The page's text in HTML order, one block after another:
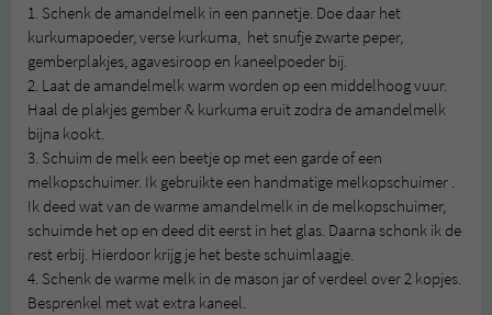
1. Schenk de amandelmelk in een pannetje. Doe daar het
kurkumapoeder, verse kurkuma, het snufje zwarte peper,
gemberplakjes, agavesiroop en kaneelpoeder bij.
2. Laat de amandelmelk warm worden op een middelhoog vuur.
Haal de plakjes gember & kurkuma eruit zodra de amandelmelk
bijna kookt.
3. Schuim de melk een beetje op met een garde of een
melkopschuimer. Ik gebruikte een handmatige melkopschuimer .
Ik deed wat van de warme amandelmelk in de melkopschuimer,
schuimde het op en deed dit eerst in het glas. Daarna schonk ik de
rest erbij. Hierdoor krijg je het beste schuimlaagje.
4. Schenk de warme melk in de mason jar of verdeel over 2 kopjes.
Besprenkel met wat extra kaneel.